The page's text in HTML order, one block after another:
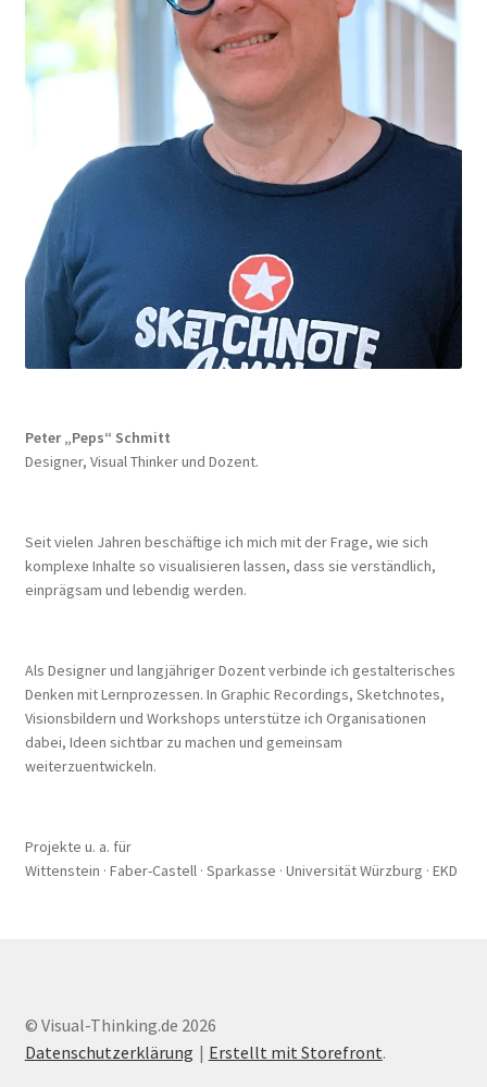
Peter „Peps“ Schmitt
Designer, Visual Thinker und Dozent.
Seit vielen Jahren beschäftige ich mich mit der Frage, wie sich
komplexe Inhalte so visualisieren lassen, dass sie verständlich,
einprägsam und lebendig werden.
Als Designer und langjähriger Dozent verbinde ich gestalterisches
Denken mit Lernprozessen. In Graphic Recordings, Sketchnotes,
Visionsbildern und Workshops unterstütze ich Organisationen
dabei, Ideen sichtbar zu machen und gemeinsam
weiterzuentwickeln.
Projekte u. a. für
Wittenstein · Faber-Castell · Sparkasse · Universität Würzburg · EKD
© Visual-Thinking.de 2026
Datenschutzerklärung
Erstellt mit Storefront.